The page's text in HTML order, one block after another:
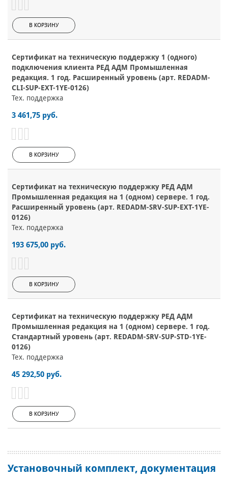
В КОРЗИНУ
Сертификат на техническую поддержку 1 (одного)
подключения клиента РЕД АДМ Промышленная
редакция. 1 год. Расширенный уровень (арт. REDADM-
CLI-SUP-EXT-1YE-0126)
Тех. поддержка
3 461,75 руб.
В КОРЗИНУ
Сертификат на техническую поддержку РЕД АДМ
Промышленная редакция на 1 (одном) сервере. 1 год.
Расширенный уровень (арт. REDADM-SRV-SUP-EXT-1YE-
0126)
Тех. поддержка
193 675,00 руб.
В КОРЗИНУ
Сертификат на техническую поддержку РЕД АДМ
Промышленная редакция на 1 (одном) сервере. 1 год.
Стандартный уровень (арт. REDADM-SRV-SUP-STD-1YE-
0126)
Тех. поддержка
45 292,50 руб.
В КОРЗИНУ
Установочный комплект, документация